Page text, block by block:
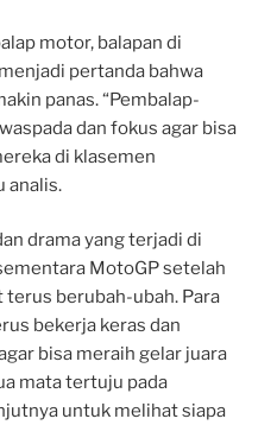
motor, balapan di
pertanda bahwa
panas. “Pembalap-
dan fokus agar bisa
di klasemen
analis.
drama yang terjadi di
MotoGP setelah
berubah-ubah. Para
bekerja keras dan
bisa meraih gelar juara
mata tertuju pada
untuk melihat siapa